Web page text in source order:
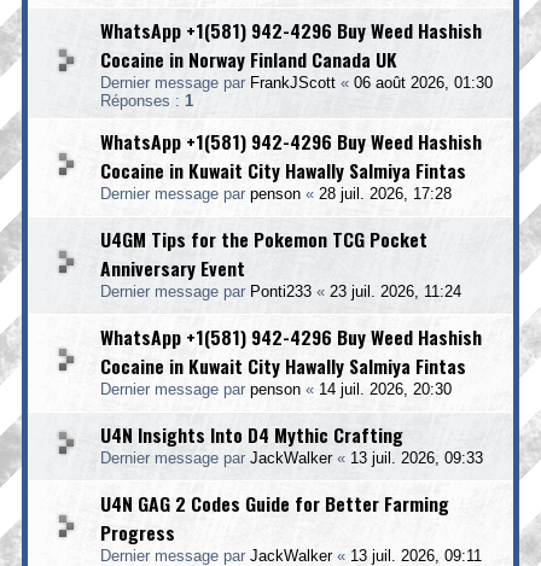
WhatsApp +1(581) 942-4296 Buy Weed Hashish
Cocaine in Norway Finland Canada UK
Dernier message par FrankJScott « 06 août 2026, 01:30
Réponses : 1
WhatsApp +1(581) 942-4296 Buy Weed Hashish
Cocaine in Kuwait City Hawally Salmiya Fintas
Dernier message par penson « 28 juil. 2026, 17:28
U4GM Tips for the Pokemon TCG Pocket
Anniversary Event
Dernier message par Ponti233 « 23 juil. 2026, 11:24
WhatsApp +1(581) 942-4296 Buy Weed Hashish
Cocaine in Kuwait City Hawally Salmiya Fintas
Dernier message par penson « 14 juil. 2026, 20:30
U4N Insights Into D4 Mythic Crafting
Dernier message par JackWalker« 13 juil. 2026, 09:33
U4N GAG 2 Codes Guide for Better Farming
Progress
Dernier message par JackWalker« 13 juil. 2026, 09:11